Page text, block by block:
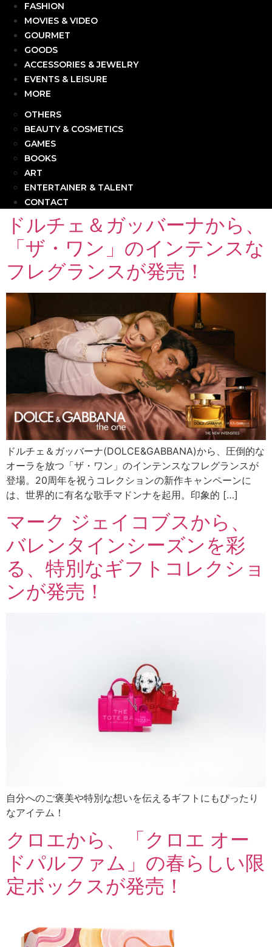
FASHION
MOVIES & VIDEO
GOURMET
GOODS
ACCESSORIES & JEWELRY
EVENTS & LEISURE
MORE
OTHERS
BEAUTY & COSMETICS
GAMES
BOOKS
ART
ENTERTAINER & TALENT
CONTACT
ドルチェ＆ガッバーナから、
「ザ・ワン」のインテンスな
フレグランスが発売！
ドルチェ＆ガッバーナ(DOLCE&GABBANA)から、圧倒的な
オーラを放つ「ザ・ワン」のインテンスなフレグランスが
登場。20周年を祝うコレクションの新作キャンペーンに
は、世界的に有名な歌手マドンナを起用。印象的 […]
マーク ジェイコブスから、
バレンタインシーズンを彩
る、特別なギフトコレクショ
ンが発売！
自分へのご褒美や特別な想いを伝えるギフトにもぴったり
なアイテム！
クロエから、「クロエ オー
ドパルファム」の春らしい限
定ボックスが発売！